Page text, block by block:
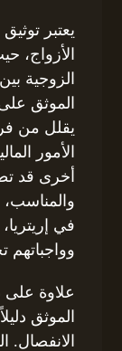
يعتبر
الأزواج،
الزوجية
الموثق
يقلل من
الأمور
أخرى قد
في
وواجباتهم
علاوة على
الموثق
الانفصال.